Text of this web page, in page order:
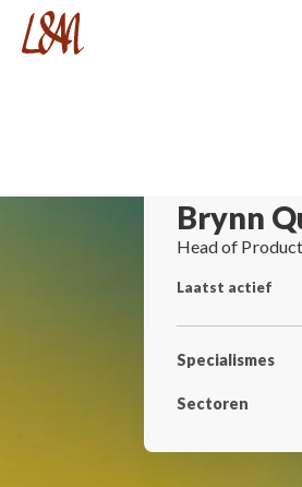
Brynn
Head of
Laatst actief
Specialismes
Sectoren